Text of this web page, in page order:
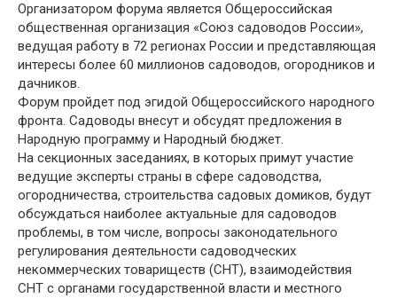
Организатором форума является Общероссийская
общественная организация «Союз садоводов России»,
ведущая работу в 72 регионах России и представляющая
интересы более 60 миллионов садоводов, огородников и
дачников.
Форум пройдет под эгидой Общероссийского народного
фронта. Садоводы внесут и обсудят предложения в
Народную программу и Народный бюджет.
На секционных заседаниях, в которых примут участие
ведущие эксперты страны в сфере садоводства,
огородничества, строительства садовых домиков, будут
обсуждаться наиболее актуальные для садоводов
проблемы, в том числе, вопросы законодательного
регулирования деятельности садоводческих
некоммерческих товариществ (СНТ), взаимодействия
СНТ с органами государственной власти и местного